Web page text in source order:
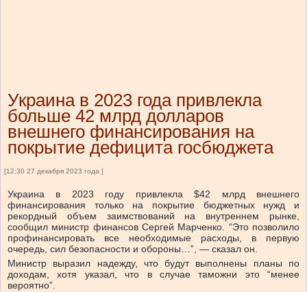
Украина в 2023 года привлекла
больше 42 млрд долларов
внешнего финансирования на
покрытие дефицита госбюджета
[12:30 27 декабря 2023 года ]
Украина в 2023 году привлекла $42 млрд внешнего
финансирования только на покрытие бюджетных нужд и
рекордный объем заимствований на внутреннем рынке,
сообщил министр финансов Сергей Марченко. “Это позволило
профинансировать все необходимые расходы, в первую
очередь, сил безопасности и обороны…”, — сказал он.
Министр выразил надежду, что будут выполнены планы по
доходам, хотя указал, что в случае таможни это “менее
вероятно”.